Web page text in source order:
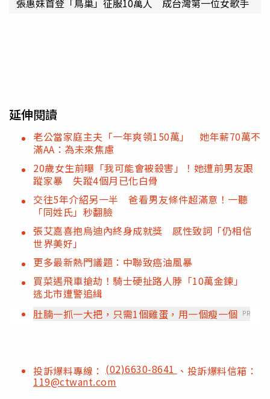
張惠妹首登「鳥巢」征服10萬人 成台灣第一位女歌手
延伸閱讀
老公當家庭主夫「一年爽領150萬」 她年薪70萬不
滿AA：為未來焦慮
20歲女生前曝「我可能會被殺害」！她遭前男友跟
蹤家暴 失蹤4個月已化白骨
交往5年介紹另一半 爸看男友條件超滿意！一聽
「同姓氏」秒翻臉
張艾嘉喜抱烏迪內終身成就獎 感性致詞「仍相信
世界美好」
更多最新熱門議題：中聯致癌油風暴
買菜遇飛車搶劫！騎士硬扯路人脖「10萬金鍊」
逃北市遭警追緝
肚腩一抓一大把，只需1個雞蛋，用一個瘦一個 PR
投訴爆料專線： (02)6630-8641 、投訴爆料信箱：
119@ctwant.com